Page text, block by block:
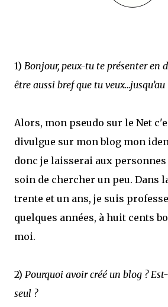
1) Bonjour, peux-tu te présenter en
être aussi bref que tu
Alors, mon pseudo sur le Net
divulgue sur mon blog mon
donc je laisserai aux
soin de chercher un peu. Dans
trente et un ans, je suis
quelques années, à huit cents
moi.
2) Pourquoi avoir créé un blog ?
seul ?